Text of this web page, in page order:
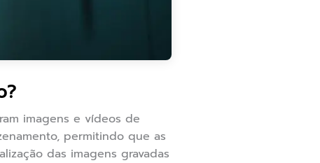
imagens e vídeos de
permitindo que as
das imagens gravadas